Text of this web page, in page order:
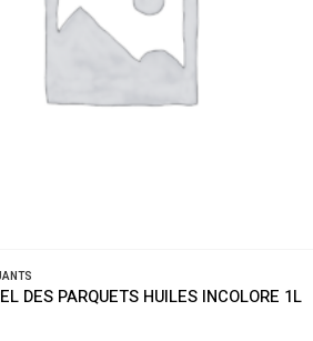
DES PARQUETS HUILES INCOLORE 1L